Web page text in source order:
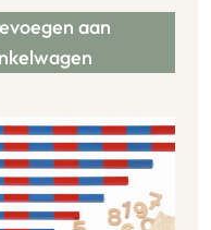
aan